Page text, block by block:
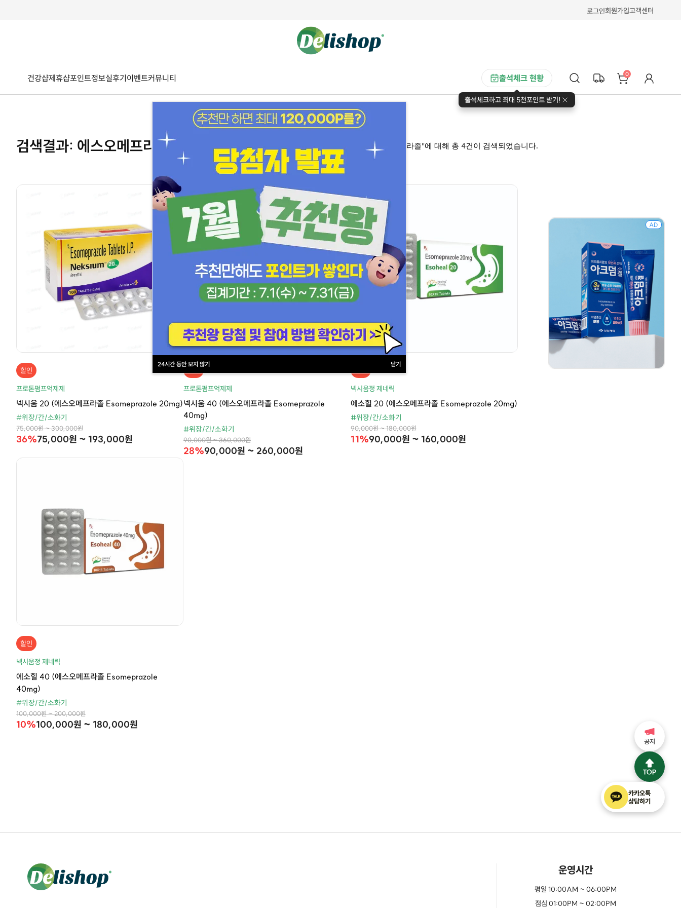
로그인회원가입고객센터
출석체크 현황
출석체크하고 최대 5천포인트 받기!
0
건강샵제휴샵포인트정보실후기이벤트커뮤니티
검색결과: 에스오메프라졸 "에스오메프라졸"에 대해 총 4건이 검색되었습니다.
할인
프로톤펌프억제제
넥시움 20 (에스오메프라졸 Esomeprazole 20mg)
#위장/간/소화기
75,000원 ~ 300,000원
36%75,000원 ~ 193,000원
프로톤펌프억제제
넥시움 40 (에스오메프라졸 Esomeprazole
40mg)
#위장/간/소화기
90,000원 ~ 360,000원
28%90,000원 ~ 260,000원
넥시움정 제네릭
에소힐 20 (에스오메프라졸 Esomeprazole 20mg)
#위장/간/소화기
90,000원 ~ 180,000원
11%90,000원 ~ 160,000원
할인
넥시움정 제네릭
에소힐 40 (에스오메프라졸 Esomeprazole
40mg)
#위장/간/소화기
100,000원 ~ 200,000원
10%100,000원 ~ 180,000원
AD
운영시간
평일 10:00AM ~ 06:00PM
점심 01:00PM ~ 02:00PM
공지
카카오톡
상담하기
24시간 동안 보지 않기 닫기